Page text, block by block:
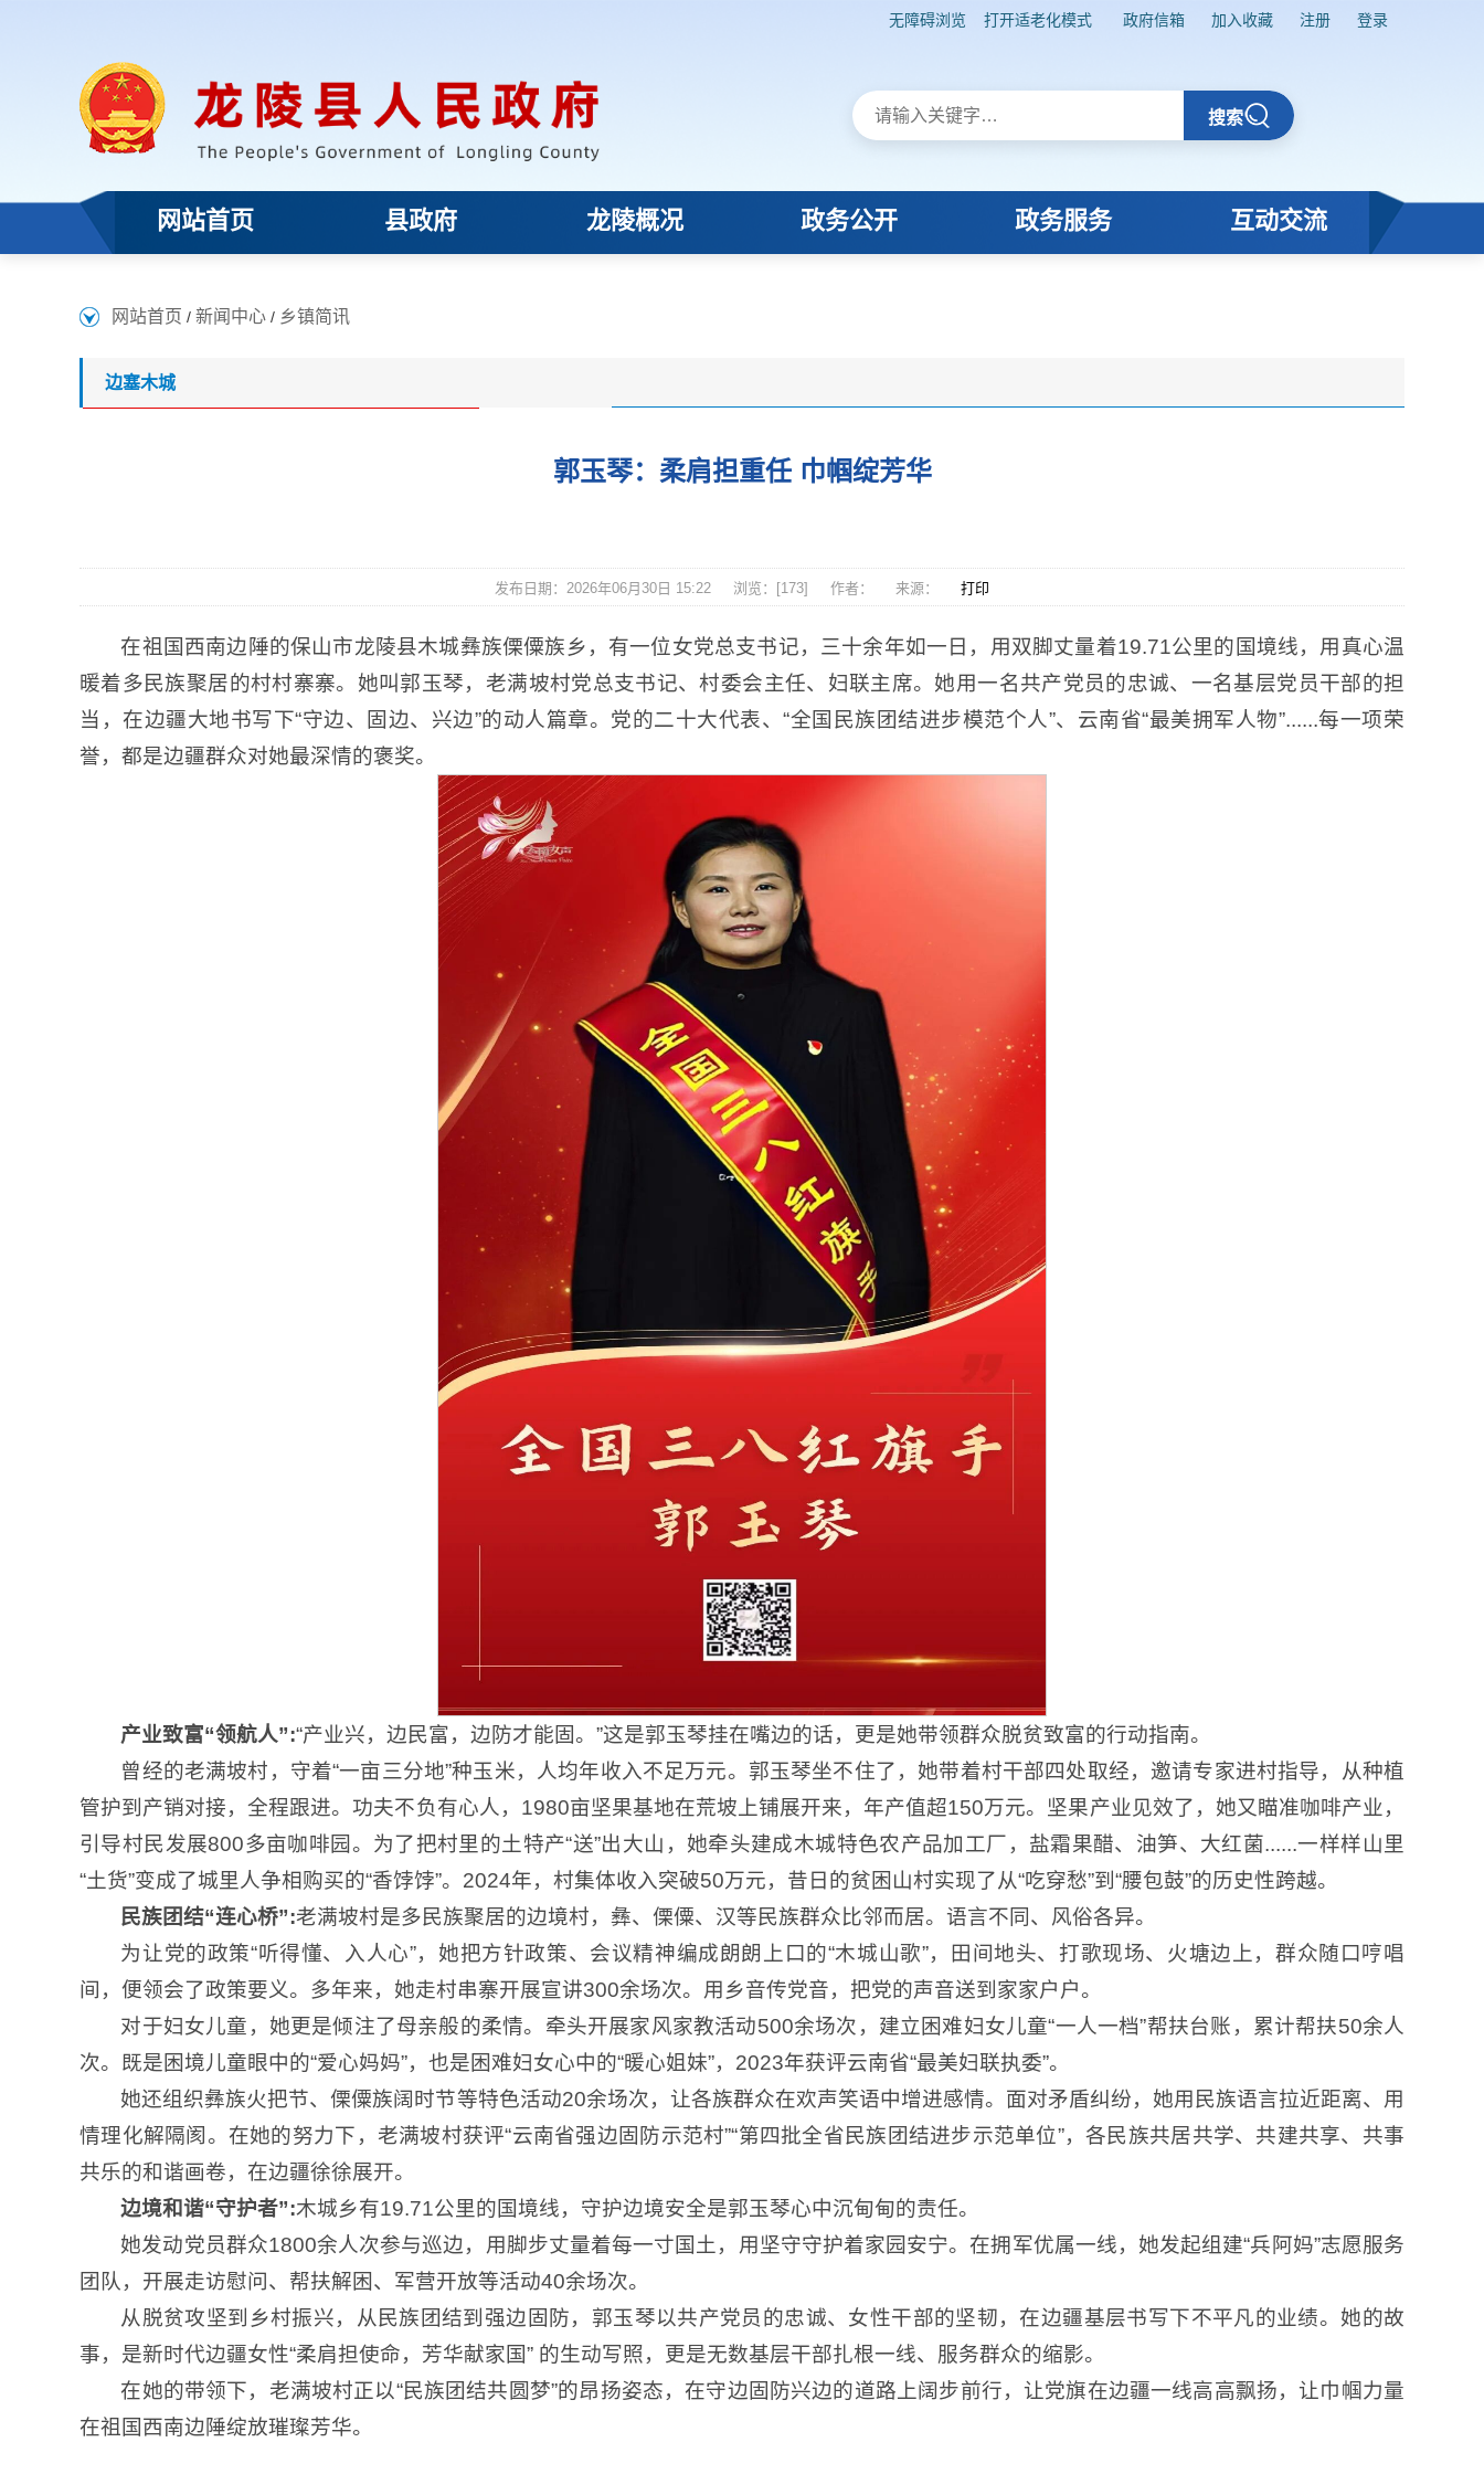
无障碍浏览 打开适老化模式 政府信箱 加入收藏 注册 登录
搜索
网站首页 县政府 龙陵概况 政务公开 政务服务 互动交流
网站首页 / 新闻中心 / 乡镇简讯
边塞木城
郭玉琴：柔肩担重任 巾帼绽芳华
发布日期：2026年06月30日 15:22 浏览：[173] 作者： 来源： 打印
在祖国西南边陲的保山市龙陵县木城彝族傈僳族乡，有一位女党总支书记，三十余年如一日，用双脚丈量着19.71公里的国境线，用真心温
暖着多民族聚居的村村寨寨。她叫郭玉琴，老满坡村党总支书记、村委会主任、妇联主席。她用一名共产党员的忠诚、一名基层党员干部的担
当，在边疆大地书写下“守边、固边、兴边”的动人篇章。党的二十大代表、“全国民族团结进步模范个人”、云南省“最美拥军人物”......每一项荣
誉，都是边疆群众对她最深情的褒奖。
产业致富“领航人”:“产业兴，边民富，边防才能固。”这是郭玉琴挂在嘴边的话，更是她带领群众脱贫致富的行动指南。
曾经的老满坡村，守着“一亩三分地”种玉米，人均年收入不足万元。郭玉琴坐不住了，她带着村干部四处取经，邀请专家进村指导，从种植
管护到产销对接，全程跟进。功夫不负有心人，1980亩坚果基地在荒坡上铺展开来，年产值超150万元。坚果产业见效了，她又瞄准咖啡产业，
引导村民发展800多亩咖啡园。为了把村里的土特产“送”出大山，她牵头建成木城特色农产品加工厂，盐霜果醋、油笋、大红菌......一样样山里
“土货”变成了城里人争相购买的“香饽饽”。2024年，村集体收入突破50万元，昔日的贫困山村实现了从“吃穿愁”到“腰包鼓”的历史性跨越。
民族团结“连心桥”:老满坡村是多民族聚居的边境村，彝、傈僳、汉等民族群众比邻而居。语言不同、风俗各异。
为让党的政策“听得懂、入人心”，她把方针政策、会议精神编成朗朗上口的“木城山歌”，田间地头、打歌现场、火塘边上，群众随口哼唱
间，便领会了政策要义。多年来，她走村串寨开展宣讲300余场次。用乡音传党音，把党的声音送到家家户户。
对于妇女儿童，她更是倾注了母亲般的柔情。牵头开展家风家教活动500余场次，建立困难妇女儿童“一人一档”帮扶台账，累计帮扶50余人
次。既是困境儿童眼中的“爱心妈妈”，也是困难妇女心中的“暖心姐妹”，2023年获评云南省“最美妇联执委”。
她还组织彝族火把节、傈僳族阔时节等特色活动20余场次，让各族群众在欢声笑语中增进感情。面对矛盾纠纷，她用民族语言拉近距离、用
情理化解隔阂。在她的努力下，老满坡村获评“云南省强边固防示范村”“第四批全省民族团结进步示范单位”，各民族共居共学、共建共享、共事
共乐的和谐画卷，在边疆徐徐展开。
边境和谐“守护者”:木城乡有19.71公里的国境线，守护边境安全是郭玉琴心中沉甸甸的责任。
她发动党员群众1800余人次参与巡边，用脚步丈量着每一寸国土，用坚守守护着家园安宁。在拥军优属一线，她发起组建“兵阿妈”志愿服务
团队，开展走访慰问、帮扶解困、军营开放等活动40余场次。
从脱贫攻坚到乡村振兴，从民族团结到强边固防，郭玉琴以共产党员的忠诚、女性干部的坚韧，在边疆基层书写下不平凡的业绩。她的故
事，是新时代边疆女性“柔肩担使命，芳华献家国” 的生动写照，更是无数基层干部扎根一线、服务群众的缩影。
在她的带领下，老满坡村正以“民族团结共圆梦”的昂扬姿态，在守边固防兴边的道路上阔步前行，让党旗在边疆一线高高飘扬，让巾帼力量
在祖国西南边陲绽放璀璨芳华。